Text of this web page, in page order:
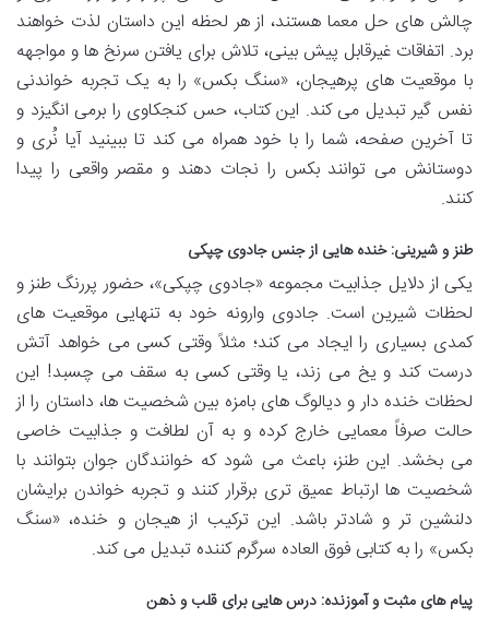
چالش های حل معما هستند، از هر لحظه این داستان لذت خواهند
برد. اتفاقات غیرقابل پیش بینی، تلاش برای یافتن سرنخ ها و مواجهه
با موقعیت های پرهیجان، «سنگ بکس» را به یک تجربه خواندنی
نفس گیر تبدیل می کند. این کتاب، حس کنجکاوی را برمی انگیزد و
تا آخرین صفحه، شما را با خود همراه می کند تا ببینید آیا نُری و
دوستانش می توانند بکس را نجات دهند و مقصر واقعی را پیدا
کنند.
طنز و شیرینی: خنده هایی از جنس جادوی چپکی
یکی از دلایل جذابیت مجموعه «جادوی چپکی»، حضور پررنگ طنز و
لحظات شیرین است. جادوی وارونه خود به تنهایی موقعیت های
کمدی بسیاری را ایجاد می کند؛ مثلاً وقتی کسی می خواهد آتش
درست کند و یخ می زند، یا وقتی کسی به سقف می چسبد! این
لحظات خنده دار و دیالوگ های بامزه بین شخصیت ها، داستان را از
حالت صرفاً معمایی خارج کرده و به آن لطافت و جذابیت خاصی
می بخشد. این طنز، باعث می شود که خوانندگان جوان بتوانند با
شخصیت ها ارتباط عمیق تری برقرار کنند و تجربه خواندن برایشان
دلنشین تر و شادتر باشد. این ترکیب از هیجان و خنده، «سنگ
بکس» را به کتابی فوق العاده سرگرم کننده تبدیل می کند.
پیام های مثبت و آموزنده: درس هایی برای قلب و ذهن